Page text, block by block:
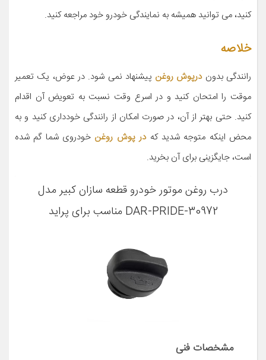
کنید، می توانید همیشه به نمایندگی خودرو خود مراجعه کنید.
خلاصه
رانندگی بدون درپوش روغن پیشنهاد نمی شود. در عوض، یک تعمیر
موقت را امتحان کنید و در اسرع وقت نسبت به تعویض آن اقدام
کنید. حتی بهتر از آن، در صورت امکان از رانندگی خودداری کنید و به
محض اینکه متوجه شدید کهدر پوش روغن خودروی شما گم شده
است، جایگزینی برای آن بخرید.
درب روغن موتور خودرو قطعه سازان کبیر مدل
DAR-PRIDE-30972 مناسب برای پراید
مشخصات فنی